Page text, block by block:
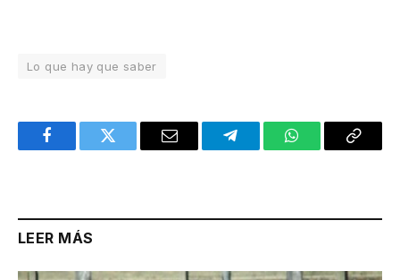
Lo que hay que saber
FacebookTwitter Email TelegramWhatsAppCopy
LEER MÁS